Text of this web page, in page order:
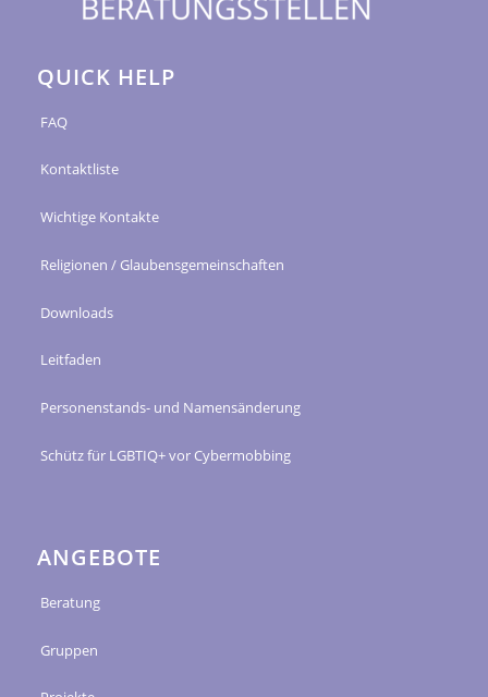
QUICK HELP
FAQ
Kontaktliste
Wichtige Kontakte
Religionen / Glaubensgemeinschaften
Downloads
Leitfaden
Personenstands- und Namensänderung
Schütz für LGBTIQ+ vor Cybermobbing
ANGEBOTE
Beratung
Gruppen